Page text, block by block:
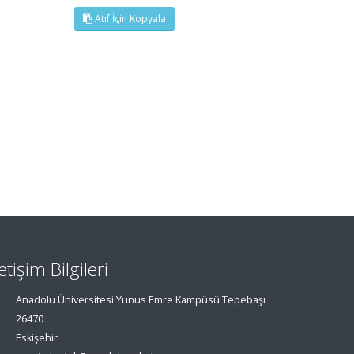
Atıf İçin Kopyala
Bilgileri
Anadolu Üniversitesi Yunus Emre Kampüsü Tepebaşı
26470
Eskişehir